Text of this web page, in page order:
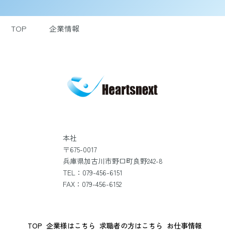
TOP 企業情報
本社
〒675-0017
兵庫県加古川市野口町良野242-8
TEL：079-456-6151
FAX：079-456-6152
TOP 企業様はこちら 求職者の方はこちら お仕事情報